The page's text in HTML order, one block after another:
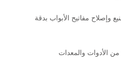
وإصلاح مفاتيح الأبواب بدقة
الأدوات والمعدات